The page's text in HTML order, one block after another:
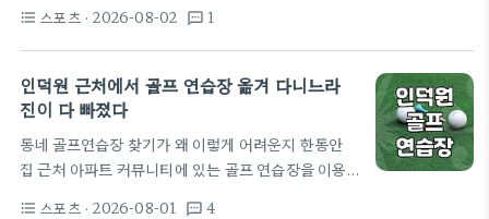
럽 한 자루와 전용 파크공, 그리고 이를 담을 파우치
를 샀다. 가격은 대충 10만 원 안팎이었던 걸로 기억
하는데, 처음에는 꽤 진지했다. 회사 마치고 오면 30
분씩은 꼭 공을 굴리겠다고 다짐했다. 그런데 이게 참,
거실 한가운데 길게 깔아두니 생각보다 자리를 너무
쾌하고, 마치 스크린 골프장에서 연습하는 기분도 들
고. 그런데 한 달 정도 지나니까 이게 그냥 거실의 인
테리어 방해물이 되어버렸다. 굴러다니는 얼라인먼
format_list_bulleted 스포츠 · 2026-08-02 textsms 1
인덕원 근처에서 골프 연습장 옮겨 다니느라
진이 다 빠졌다
동네 골프연습장 찾기가 왜 이렇게 어려운지 한동안
집 근처 아파트 커뮤니티에 있는 골프 연습장을 이용
format_list_bulleted 스포츠 · 2026-08-01 textsms 4